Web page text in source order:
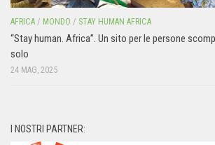
AFRICA / MONDO / STAY HUMAN AFRICA
“Stay human. Africa”. Un sito per le persone
solo
24 MAG, 2025
I NOSTRI PARTNER: